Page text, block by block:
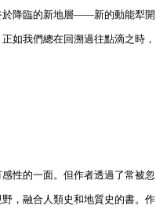
降臨的新地層——新的動能犁開
如我們總在回溯過往點滴之時，
性的一面。但作者透過了常被忽
，融合人類史和地質史的書。作